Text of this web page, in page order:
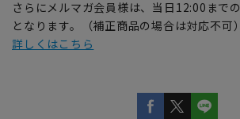
さらにメルマガ会員様は、当日12:00まで
となります。（補正商品の場合は対応不可）
詳しくはこちら